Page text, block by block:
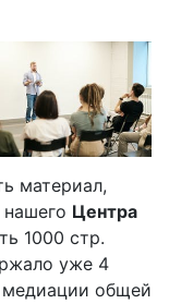
материал,
Центра
1000 стр.
уже 4
медиации общей